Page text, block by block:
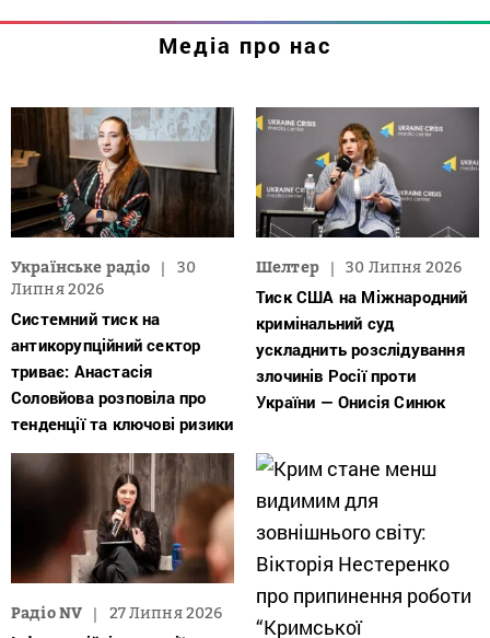
Медіа про нас
Українське радіо
30
Липня 2026
Системний тиск на
антикорупційний сектор
триває: Анастасія
Соловйова розповіла про
тенденції та ключові ризики
Шелтер 30 Липня 2026
Тиск США на Міжнародний
кримінальний суд
ускладнить розслідування
злочинів Росії проти
України — Онисія Синюк
Радіо NV 27 Липня 2026